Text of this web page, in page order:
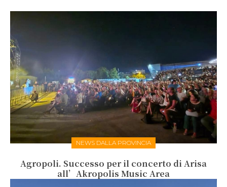
NEWS DALLA PROVINCIA
Agropoli. Successo per il concerto di Arisa
all’Akropolis Music Area